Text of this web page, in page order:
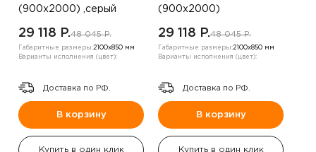
(900х2000) ,серый
29 118 P.48 045 P.
Габаритные размеры:2100х850 мм
Варианты исполнения (цвет):
Доставка по РФ.
В корзину
Купить в один клик
(900х2000)
29 118 P.48 045 P.
Габаритные размеры:2100х850 мм
Варианты исполнения (цвет):
Доставка по РФ.
В корзину
Купить в один клик